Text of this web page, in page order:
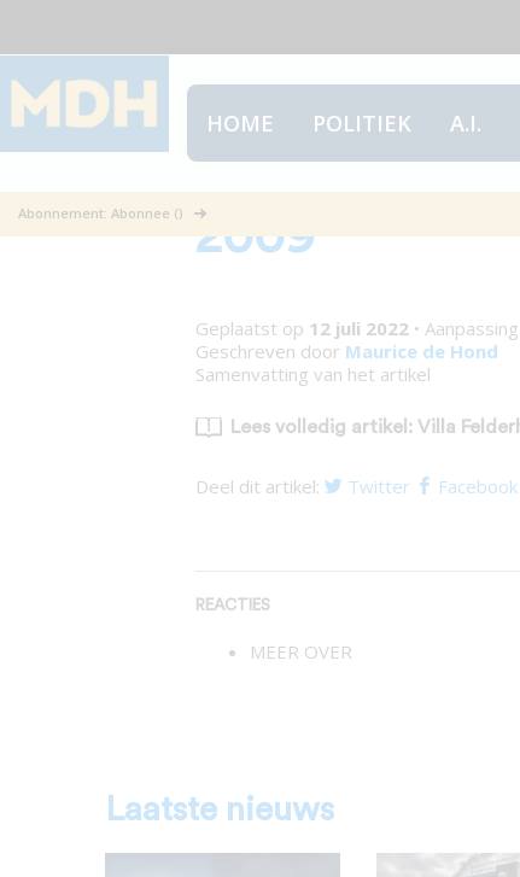
HOME POLITIEK A.I.
Abonnement: Abonnee ()
Villa
2009
Geplaatst op 12 juli 2022• Aanpassing
Geschreven door Maurice de Hond
Samenvatting van het artikel
Lees volledig artikel: Villa
Deel dit artikel: Twitter Facebook
REACTIES
MEER OVER
Laatste nieuws